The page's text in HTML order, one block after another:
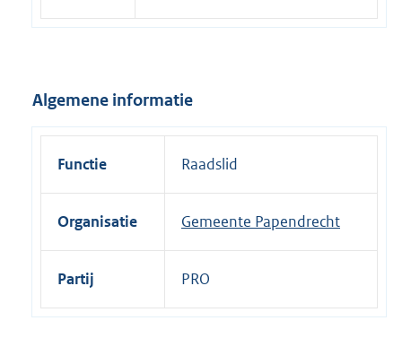
e
n
k
Algemene informatie
Functie Raadslid
Organisatie Gemeente Papendrecht
Partij PRO